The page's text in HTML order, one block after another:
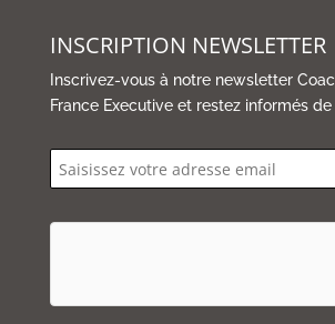
INSCRIPTION NEWSLETTER
Inscrivez-vous à notre newsletter
France Executive et restez informés
email